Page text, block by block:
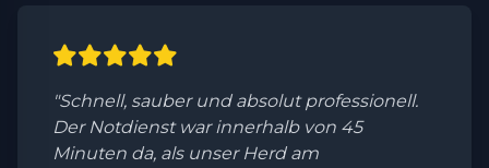
"Schnell, sauber und absolut professionell.
Der Notdienst war innerhalb von 45
Minuten da, als unser Herd am